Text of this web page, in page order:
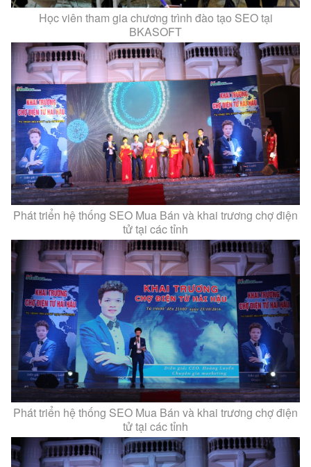
Học viên tham gia chương trình đào tạo SEO tại
BKASOFT
Phát triển hệ thống SEO Mua Bán và khai trương chợ điện
tử tại các tỉnh
Phát triển hệ thống SEO Mua Bán và khai trương chợ điện
tử tại các tỉnh